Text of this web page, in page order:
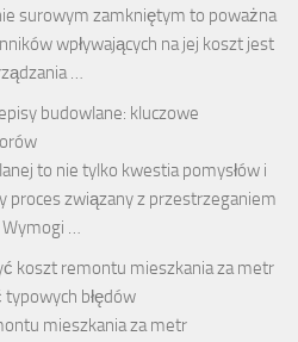
surowym zamkniętym to poważna
wpływających na jej koszt jest
…
budowlane: kluczowe
to nie tylko kwestia pomysłów i
proces związany z przestrzeganiem
Wymogi …
koszt remontu mieszkania za metr
błędów
mieszkania za metr